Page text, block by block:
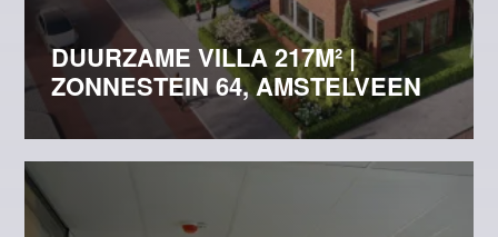
DUURZAME VILLA 217M² |
ZONNESTEIN 64, AMSTELVEEN